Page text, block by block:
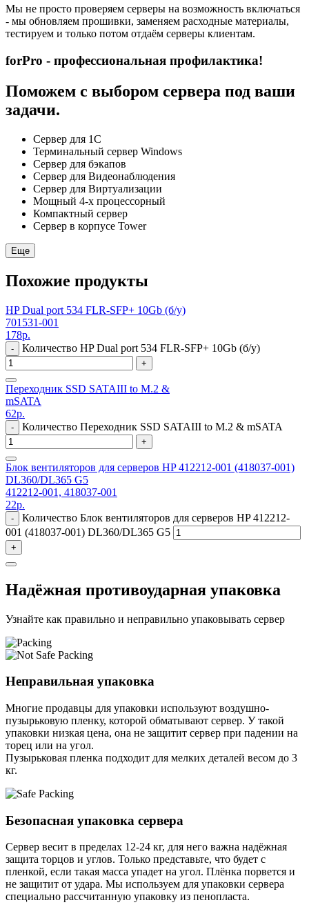
Мы не просто проверяем серверы на возможность включаться
- мы обновляем прошивки, заменяем расходные материалы,
тестируем и только потом отдаём серверы клиентам.
forPro - профессиональная профилактика!
Поможем с выбором сервера под ваши
задачи.
Сервер для 1С
Терминальный сервер Windows
Сервер для бэкапов
Сервер для Видеонаблюдения
Сервер для Виртуализации
Мощный 4-х процессорный
Компактный сервер
Сервер в корпусе Tower
Еще
Похожие продукты
HP Dual port 534 FLR-SFP+ 10Gb (б/у)
701531-001
178р.
- Количество HP Dual port 534 FLR-SFP+ 10Gb (б/у)
+
Переходник SSD SATAIII to M.2 &
mSATA
62р.
- Количество Переходник SSD SATAIII to M.2 & mSATA
+
Блок вентиляторов для серверов HP 412212-001 (418037-001)
DL360/DL365 G5
412212-001, 418037-001
22р.
-
Количество Блок вентиляторов для серверов HP 412212-
001 (418037-001) DL360/DL365 G5
+
Надёжная противоударная упаковка
Узнайте как правильно и неправильно упаковывать сервер
Неправильная упаковка
Многие продавцы для упаковки используют воздушно-
пузырьковую пленку, которой обматывают сервер. У такой
упаковки низкая цена, она не защитит сервер при падении на
торец или на угол.
Пузырьковая пленка подходит для мелких деталей весом до 3
кг.
Безопасная упаковка сервера
Сервер весит в пределах 12-24 кг, для него важна надёжная
защита торцов и углов. Только представьте, что будет с
пленкой, если такая масса упадет на угол. Плёнка порвется и
не защитит от удара. Мы используем для упаковки сервера
специально расcчитанную упаковку из пенопласта.